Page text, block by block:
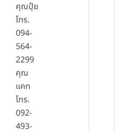
คุณปุ้ย
โทร.
094-
564-
2299
คุณ
แคท
โทร.
092-
493-